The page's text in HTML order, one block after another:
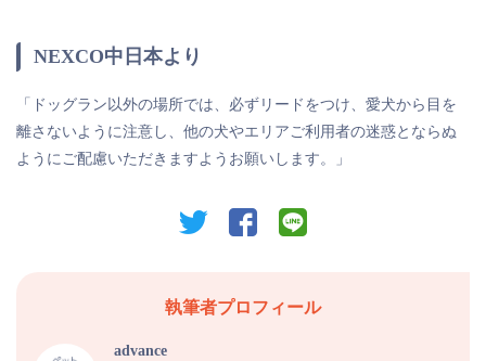
NEXCO中日本より
「ドッグラン以外の場所では、必ずリードをつけ、愛犬から目を
離さないように注意し、他の犬やエリアご利用者の迷惑とならぬ
ようにご配慮いただきますようお願いします。」
twitter facebook
執筆者プロフィール
advance